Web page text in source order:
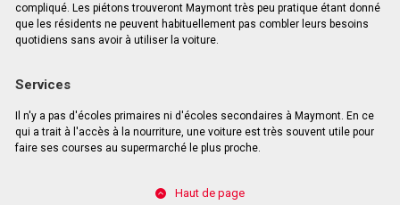
compliqué. Les piétons trouveront Maymont très peu pratique étant donné
que les résidents ne peuvent habituellement pas combler leurs besoins
quotidiens sans avoir à utiliser la voiture.
Services
Il n'y a pas d'écoles primaires ni d'écoles secondaires à Maymont. En ce
qui a trait à l'accès à la nourriture, une voiture est très souvent utile pour
faire ses courses au supermarché le plus proche.
Haut de page